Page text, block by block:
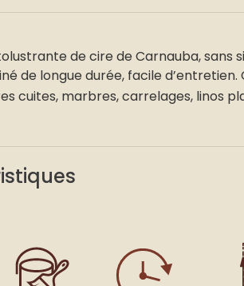
de cire de Carnauba, sans
de longue durée, facile
cuites, marbres, carrelages, linos